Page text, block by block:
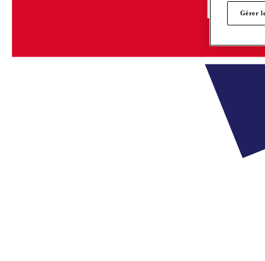
Gérer